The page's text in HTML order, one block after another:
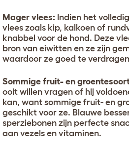
Mager vlees: Indien het
vlees zoals kip, kalkoen of
knabbel voor de hond. Deze
bron van eiwitten en ze zijn
waardoor ze goed te
Sommige fruit- en
ooit willen vragen of hij
kan, want sommige fruit- en
geschikt voor ze. Blauwe
sperziebonen zijn perfecte
aan vezels en vitaminen.